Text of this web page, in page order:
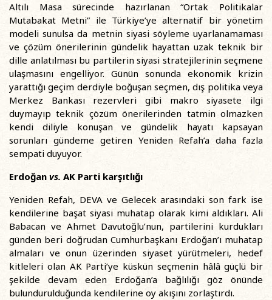
Altılı Masa sürecinde hazırlanan “Ortak Politikalar
Mutabakat Metni” ile Türkiye’ye alternatif bir yönetim
modeli sunulsa da metnin siyasi söyleme uyarlanamaması
ve çözüm önerilerinin gündelik hayattan uzak teknik bir
dille anlatılması bu partilerin siyasi stratejilerinin seçmene
ulaşmasını engelliyor. Günün sonunda ekonomik krizin
yarattığı geçim derdiyle boğuşan seçmen, dış politika veya
Merkez Bankası rezervleri gibi makro siyasete ilgi
duymayıp teknik çözüm önerilerinden tatmin olmazken
kendi diliyle konuşan ve gündelik hayatı kapsayan
sorunları gündeme getiren Yeniden Refah’a daha fazla
sempati duyuyor.
Erdoğan vs. AK Parti karşıtlığı
Yeniden Refah, DEVA ve Gelecek arasındaki son fark ise
kendilerine başat siyasi muhatap olarak kimi aldıkları. Ali
Babacan ve Ahmet Davutoğlu’nun, partilerini kurdukları
günden beri doğrudan Cumhurbaşkanı Erdoğan’ı muhatap
almaları ve onun üzerinden siyaset yürütmeleri, hedef
kitleleri olan AK Parti’ye küskün seçmenin hâlâ güçlü bir
şekilde devam eden Erdoğan’a bağlılığı göz önünde
bulundurulduğunda kendilerine oy akışını zorlaştırdı.